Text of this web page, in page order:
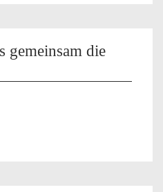
gemeinsam die